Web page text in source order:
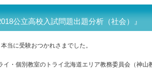
公立高校入試問題出題分析（社会）』
当に受験おつかれさまでした。
イ・個別教室のトライ北海道エリア教務委員会（神山